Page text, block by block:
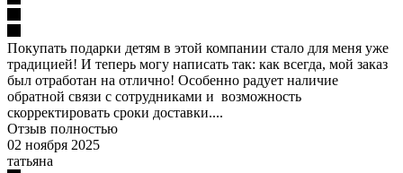
Покупать подарки детям в этой компании стало для меня уже
традицией! И теперь могу написать так: как всегда, мой заказ
был отработан на отлично! Особенно радует наличие
обратной связи с сотрудниками и возможность
скорректировать сроки доставки....
Отзыв полностью
02 ноября 2025
татьяна